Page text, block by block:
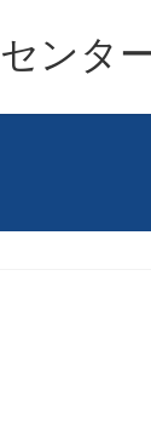
ンタ